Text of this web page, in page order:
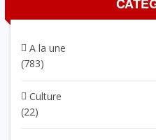
A la une
(783)
Culture
(22)